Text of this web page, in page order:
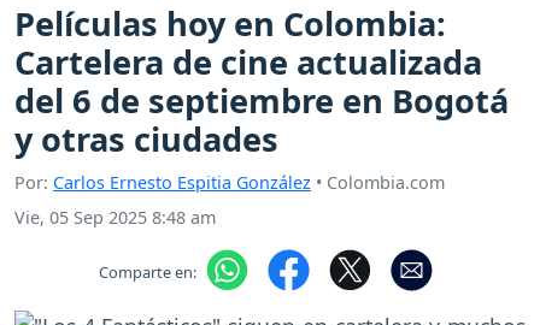
Películas hoy en Colombia:
Cartelera de cine actualizada
del 6 de septiembre en Bogotá
y otras ciudades
Por: Carlos Ernesto Espitia González • Colombia.com
Vie, 05 Sep 2025 8:48 am
Comparte en: